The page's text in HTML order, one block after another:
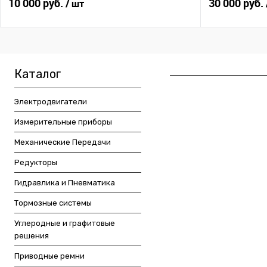
10 000 руб. / шт 30 000 руб.
Каталог
Электродвигатели
Измерительные приборы
Механические Передачи
Редукторы
Гидравлика и Пневматика
Тормозные системы
Углеродные и графитовые
решения
Приводные ремни